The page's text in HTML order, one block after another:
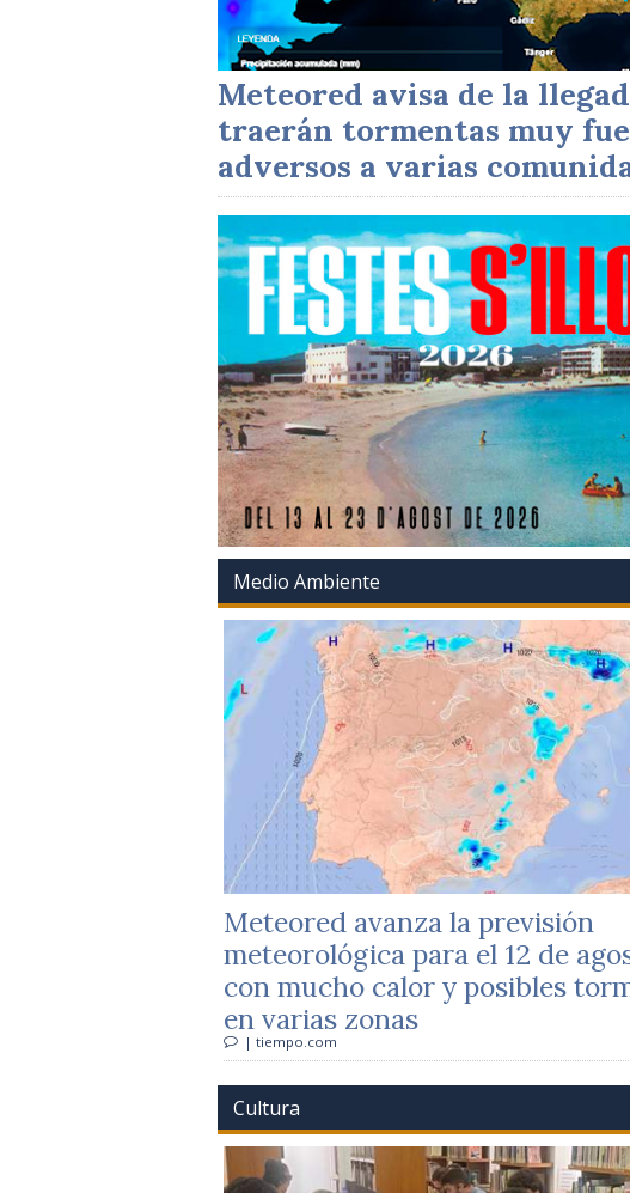
Meteored avisa de la
traerán tormentas muy
adversos a varias
Medio Ambiente
Meteored avanza la previsión
meteorológica para el 12 de
con mucho calor y posibles
en varias zonas
| tiempo.com
Cultura